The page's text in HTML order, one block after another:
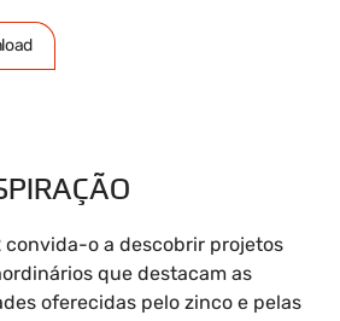
convida-o a descobrir projetos
que destacam as
oferecidas pelo zinco e pelas